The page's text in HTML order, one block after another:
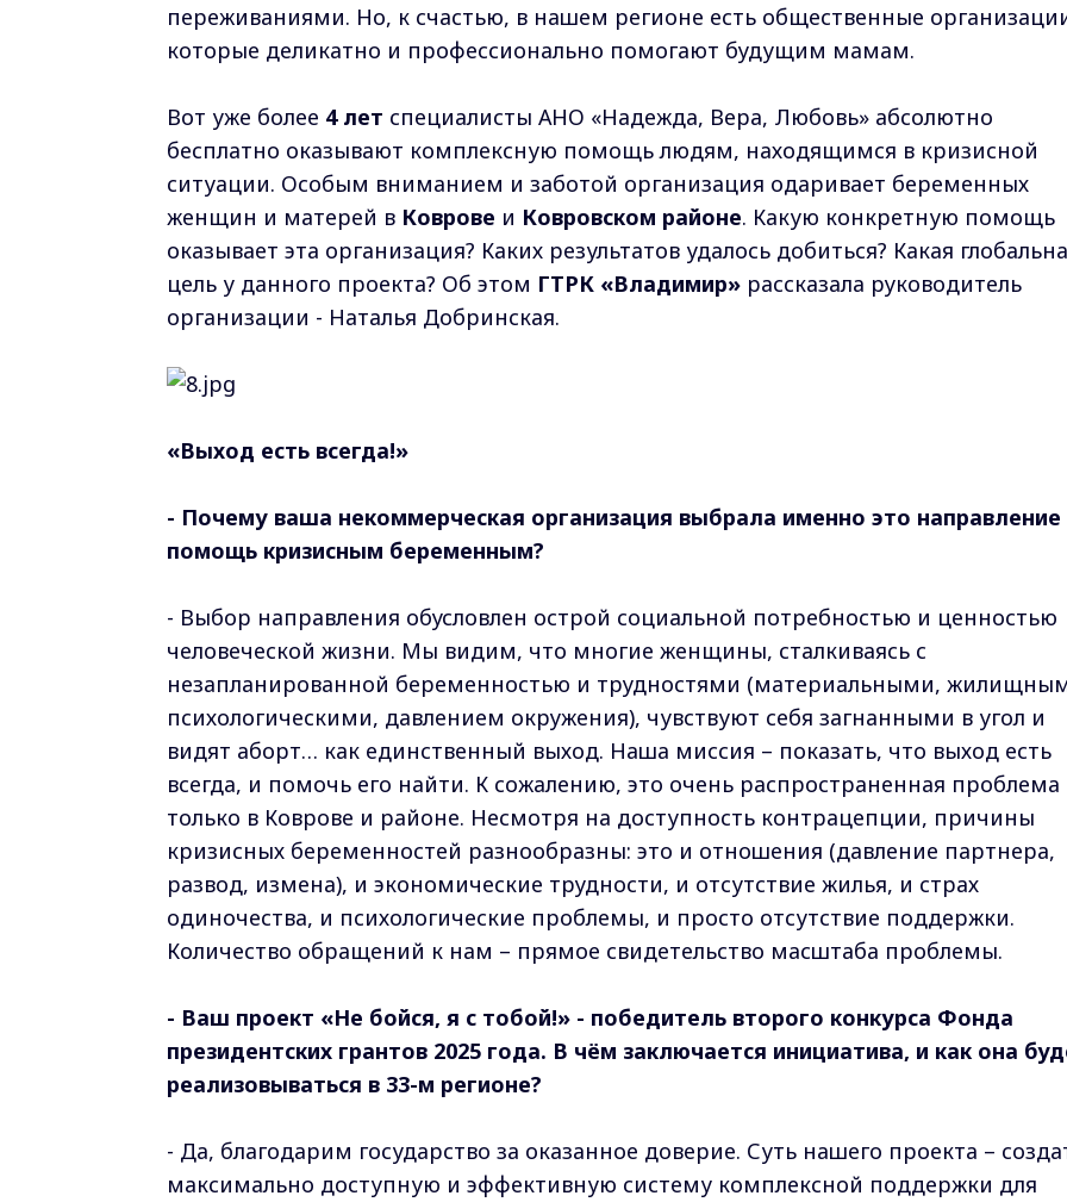
переживаниями. Но, к счастью, в нашем регионе есть общественные
которые деликатно и профессионально помогают будущим мамам.
Вот уже более 4 лет специалисты АНО «Надежда, Вера, Любовь» абсолютно
бесплатно оказывают комплексную помощь людям, находящимся в кризисной
ситуации. Особым вниманием и заботой организация одаривает беременных
женщин и матерей в Коврове и Ковровском районе. Какую конкретную помощь
оказывает эта организация? Каких результатов удалось добиться? Какая
цель у данного проекта? Об этом ГТРК «Владимир» рассказала руководитель
организации - Наталья Добринская.
«Выход есть всегда!»
- Почему ваша некоммерческая организация выбрала именно это направление
помощь кризисным беременным?
- Выбор направления обусловлен острой социальной потребностью и ценностью
человеческой жизни. Мы видим, что многие женщины, сталкиваясь с
незапланированной беременностью и трудностями (материальными,
психологическими, давлением окружения), чувствуют себя загнанными в угол и
видят аборт… как единственный выход. Наша миссия – показать, что выход есть
всегда, и помочь его найти. К сожалению, это очень распространенная проблема
только в Коврове и районе. Несмотря на доступность контрацепции, причины
кризисных беременностей разнообразны: это и отношения (давление партнера,
развод, измена), и экономические трудности, и отсутствие жилья, и страх
одиночества, и психологические проблемы, и просто отсутствие поддержки.
Количество обращений к нам – прямое свидетельство масштаба проблемы.
- Ваш проект «Не бойся, я с тобой!» - победитель второго конкурса Фонда
президентских грантов 2025 года. В чём заключается инициатива, и как она
реализовываться в 33-м регионе?
- Да, благодарим государство за оказанное доверие. Суть нашего проекта –
максимально доступную и эффективную систему комплексной поддержки для